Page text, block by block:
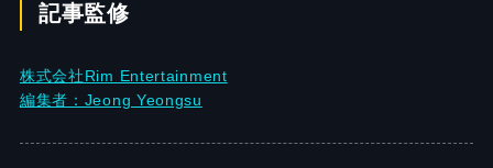
記事監修
株式会社Rim Entertainment
編集者：Jeong Yeongsu